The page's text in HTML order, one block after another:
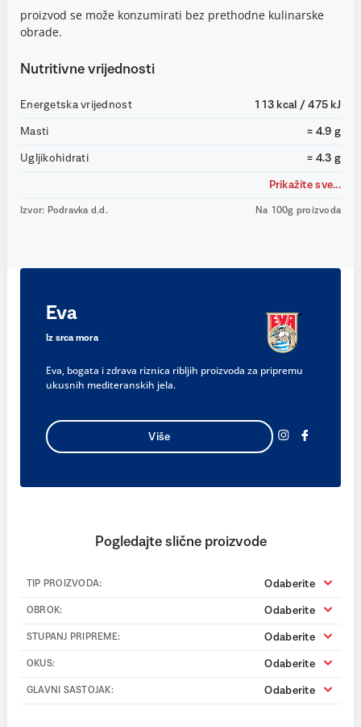
proizvod se može konzumirati bez prethodne kulinarske
obrade.
Nutritivne vrijednosti
Energetska vrijednost 113 kcal / 475 kJ
Masti = 4.9 g
Ugljikohidrati = 4.3 g
Prikažite sve...
Izvor: Podravka d.d. Na 100g proizvoda
Eva
Iz srca mora
Eva, bogata i zdrava riznica ribljih proizvoda za pripremu
ukusnih mediteranskih jela.
Više
Pogledajte slične proizvode
TIP PROIZVODA: Odaberite
OBROK: Odaberite
STUPANJ PRIPREME: Odaberite
OKUS: Odaberite
GLAVNI SASTOJAK: Odaberite